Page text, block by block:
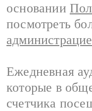
основании
посмотреть
Ежедневная
которые в
счетчика